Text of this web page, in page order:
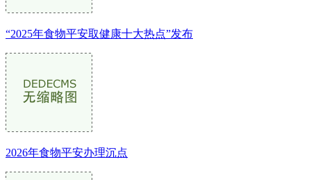
“2025年食物平安取健康十大热点”发布
2026年食物平安办理沉点